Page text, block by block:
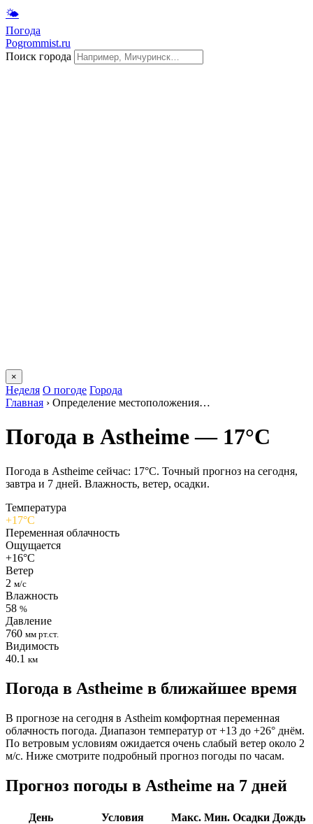
🌤
Погода
Pogrommist.ru
Поиск города
×
Неделя О погоде Города
Главная › Определение местоположения…
Погода в Astheimе — 17°C
Погода в Astheimе сейчас: 17°C. Точный прогноз на сегодня,
завтра и 7 дней. Влажность, ветер, осадки.
Температура
+17°C
Переменная облачность
Ощущается
+16°C
Ветер
2 м/с
Влажность
58 %
Давление
760 мм рт.ст.
Видимость
40.1 км
Погода в Astheimе в ближайшее время
В прогнозе на сегодня в Astheim комфортная переменная
облачность погода. Диапазон температур от +13 до +26° днём.
По ветровым условиям ожидается очень слабый ветер около 2
м/с. Ниже смотрите подробный прогноз погоды по часам.
Прогноз погоды в Astheimе на 7 дней
День Условия Макс. Мин. Осадки Дождь